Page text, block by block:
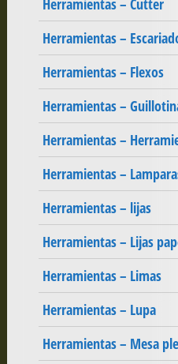
Herramientas – Cutter
Herramientas –
Herramientas – Flexos
Herramientas –
Herramientas –
Herramientas –
Herramientas – lijas
Herramientas – Lijas
Herramientas – Limas
Herramientas – Lupa
Herramientas – Mesa